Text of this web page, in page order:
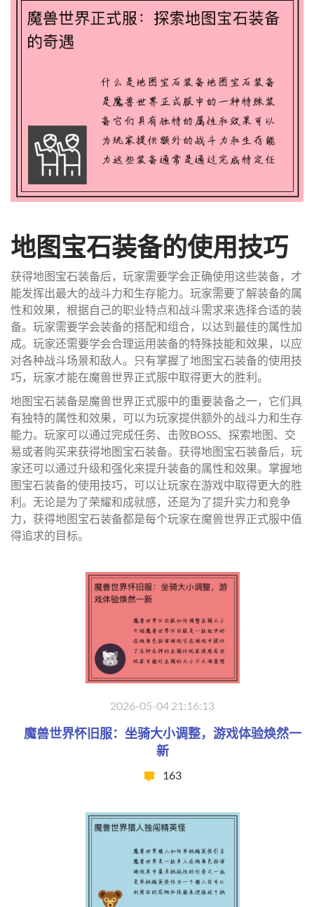
地图宝石装备的使用技巧
获得地图宝石装备后，玩家需要学会正确使用这些装备，才
能发挥出最大的战斗力和生存能力。玩家需要了解装备的属
性和效果，根据自己的职业特点和战斗需求来选择合适的装
备。玩家需要学会装备的搭配和组合，以达到最佳的属性加
成。玩家还需要学会合理运用装备的特殊技能和效果，以应
对各种战斗场景和敌人。只有掌握了地图宝石装备的使用技
巧，玩家才能在魔兽世界正式服中取得更大的胜利。
地图宝石装备是魔兽世界正式服中的重要装备之一，它们具
有独特的属性和效果，可以为玩家提供额外的战斗力和生存
能力。玩家可以通过完成任务、击败BOSS、探索地图、交
易或者购买来获得地图宝石装备。获得地图宝石装备后，玩
家还可以通过升级和强化来提升装备的属性和效果。掌握地
图宝石装备的使用技巧，可以让玩家在游戏中取得更大的胜
利。无论是为了荣耀和成就感，还是为了提升实力和竞争
力，获得地图宝石装备都是每个玩家在魔兽世界正式服中值
得追求的目标。
2026-05-04 21:16:13
魔兽世界怀旧服：坐骑大小调整，游戏体验焕然一
新
163